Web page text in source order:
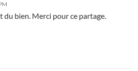
du bien. Merci pour ce partage.